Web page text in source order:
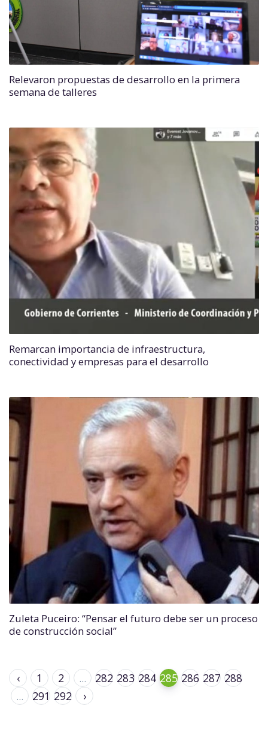
Relevaron propuestas de desarrollo en la primera
semana de talleres
Remarcan importancia de infraestructura,
conectividad y empresas para el desarrollo
Zuleta Puceiro: “Pensar el futuro debe ser un proceso
de construcción social”
‹ 1 2 ... 282 283 284 285 286 287 288
...
291 292 ›